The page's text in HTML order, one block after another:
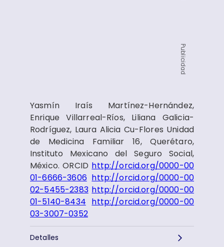
Publicidad
Yasmín Iraís Martínez-Hernández,
Enrique Villarreal-Ríos, Liliana Galicia-
Rodríguez, Laura Alicia Cu-Flores Unidad
de Medicina Familiar 16, Querétaro,
Instituto Mexicano del Seguro Social,
México. ORCID http://orcid.org/0000-00
01-6666-3606 http://orcid.org/0000-00
02-5455-2383 http://orcid.org/0000-00
01-5140-8434 http://orcid.org/0000-00
03-3007-0352
Detalles